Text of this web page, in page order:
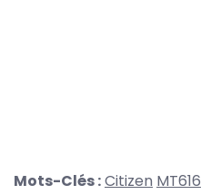
Mots-Clés :Citizen MT616